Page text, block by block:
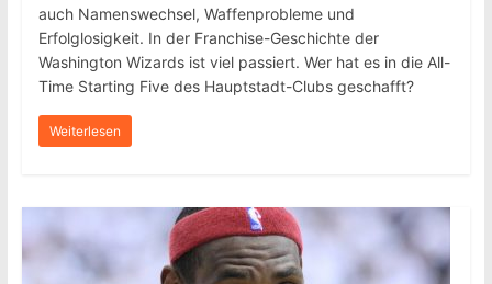
auch Namenswechsel, Waffenprobleme und
Erfolglosigkeit. In der Franchise-Geschichte der
Washington Wizards ist viel passiert. Wer hat es in die All-
Time Starting Five des Hauptstadt-Clubs geschafft?
Weiterlesen